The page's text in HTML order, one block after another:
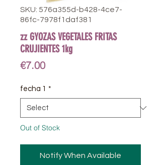
SKU: 576a355d-b428-4ce7-
86fc-7978f1daf381
zz GYOZAS VEGETALES FRITAS
CRUJIENTES 1kg
€7.00Price
fecha 1 *
Out of Stock
Notify When Available